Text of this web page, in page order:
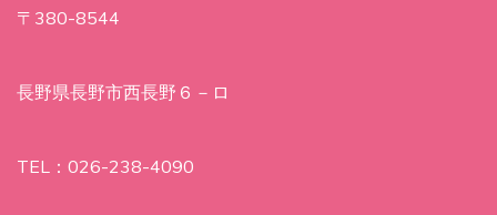
〒380-8544
長野県長野市西長野６－ロ
TEL：026-238-4090